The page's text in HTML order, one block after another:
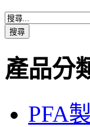
產品分
PFA